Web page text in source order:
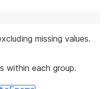
missing values.
within each group.